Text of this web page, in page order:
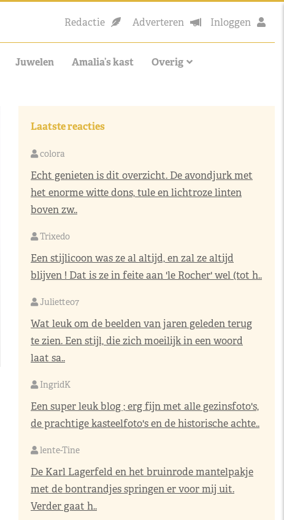
Redactie Adverteren Inloggen
Juwelen Amalia’s kast Overig
Laatste reacties
colora
Echt genieten is dit overzicht. De avondjurk met
het enorme witte dons, tule en lichtroze linten
boven zw..
Trixedo
Een stijlicoon was ze al altijd, en zal ze altijd
blijven ! Dat is ze in feite aan 'le Rocher' wel (tot h..
Juliette07
Wat leuk om de beelden van jaren geleden terug
te zien. Een stijl, die zich moeilijk in een woord
laat sa..
IngridK
Een super leuk blog ; erg fijn met alle gezinsfoto's,
de prachtige kasteelfoto's en de historische achte..
lente-Tine
De Karl Lagerfeld en het bruinrode mantelpakje
met de bontrandjes springen er voor mij uit.
Verder gaat h..